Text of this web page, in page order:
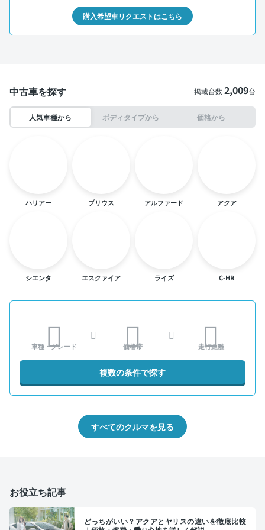
購入希望車リクエストはこちら
中古車を探す 掲載台数2,009台
人気車種から ボディタイプから 価格から
ハリアー プリウス アルファード アクア
シエンタ エスクァイア ライズ C-HR
車種・グレード 価格帯 走行距離
複数の条件で探す
すべてのクルマを見る
お役立ち記事
どっちがいい？アクアとヤリスの違いを徹底比較